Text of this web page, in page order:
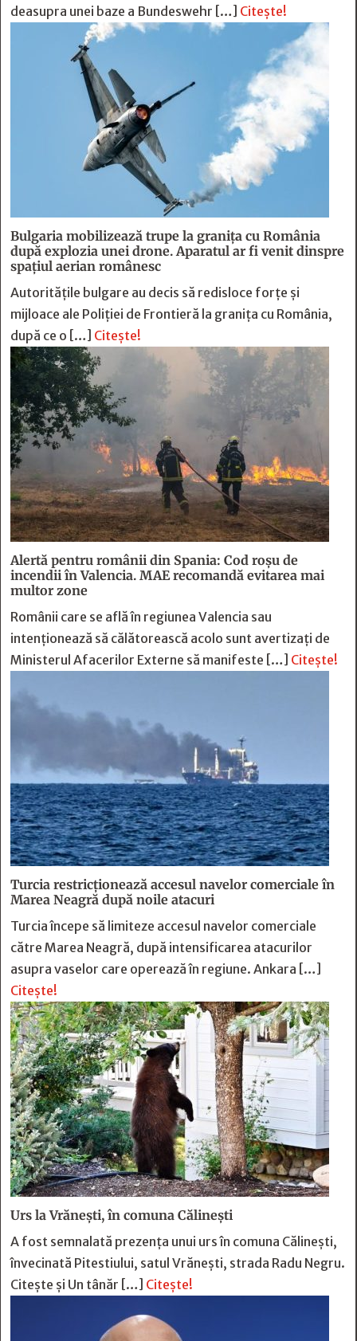
deasupra unei baze a Bundeswehr […] Citește!
Bulgaria mobilizează trupe la granița cu România
după explozia unei drone. Aparatul ar fi venit dinspre
spațiul aerian românesc
Autoritățile bulgare au decis să redisloce forțe și
mijloace ale Poliției de Frontieră la granița cu România,
după ce o […] Citește!
Alertă pentru românii din Spania: Cod roșu de
incendii în Valencia. MAE recomandă evitarea mai
multor zone
Românii care se află în regiunea Valencia sau
intenționează să călătorească acolo sunt avertizați de
Ministerul Afacerilor Externe să manifeste […] Citește!
Turcia restricționează accesul navelor comerciale în
Marea Neagră după noile atacuri
Turcia începe să limiteze accesul navelor comerciale
către Marea Neagră, după intensificarea atacurilor
asupra vaselor care operează în regiune. Ankara […]
Citește!
Urs la Vrănești, în comuna Călinești
A fost semnalată prezența unui urs în comuna Călinești,
învecinată Pitestiului, satul Vrănești, strada Radu Negru.
Citește și Un tânăr […] Citește!